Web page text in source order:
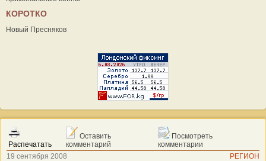
КОРОТКО
Новый Пресняков
Распечатать
Оставить
комментарий
Посмотреть
комментарии
19 сентября 2008
РЕГИОН